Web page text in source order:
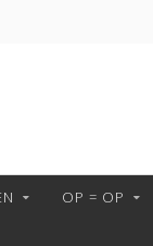
OP = OP